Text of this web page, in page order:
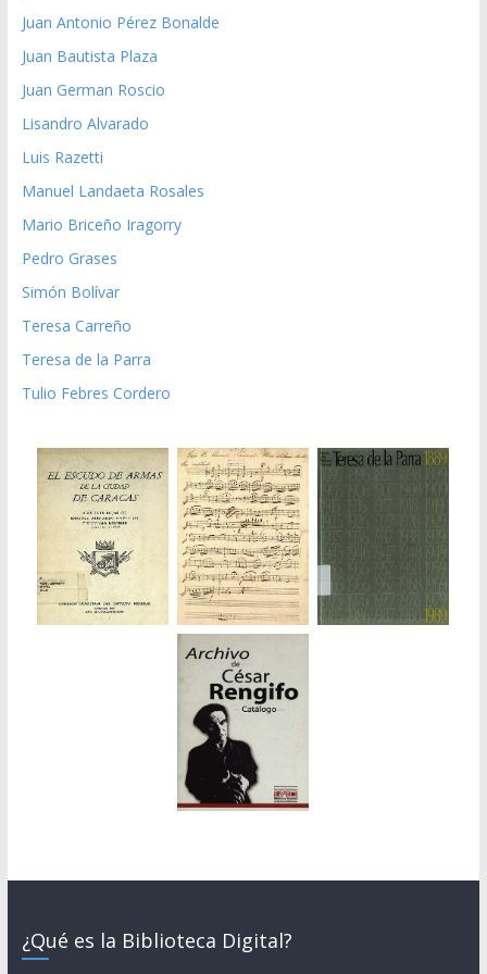
Juan Antonio Pérez Bonalde
Juan Bautista Plaza
Juan German Roscio
Lisandro Alvarado
Luis Razetti
Manuel Landaeta Rosales
Mario Briceño Iragorry
Pedro Grases
Simón Bolívar
Teresa Carreño
Teresa de la Parra
Tulio Febres Cordero
¿Qué es la Biblioteca Digital?